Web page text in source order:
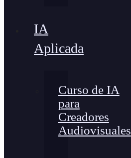
IA
Aplicada
Curso de IA
para
Creadores
Audiovisuales